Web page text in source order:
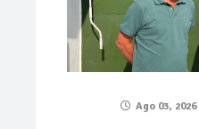
Ago 03, 2026